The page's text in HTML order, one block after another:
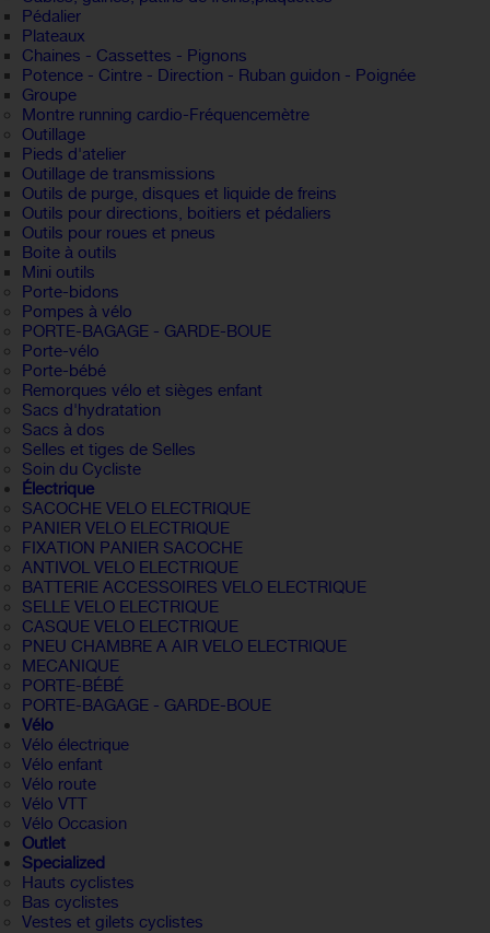
Pédalier
Plateaux
Chaines - Cassettes - Pignons
Potence - Cintre - Direction - Ruban guidon - Poignée
Groupe
Montre running cardio-Fréquencemètre
Outillage
Pieds d'atelier
Outillage de transmissions
Outils de purge, disques et liquide de freins
Outils pour directions, boitiers et pédaliers
Outils pour roues et pneus
Boite à outils
Mini outils
Porte-bidons
Pompes à vélo
PORTE-BAGAGE - GARDE-BOUE
Porte-vélo
Porte-bébé
Remorques vélo et sièges enfant
Sacs d'hydratation
Sacs à dos
Selles et tiges de Selles
Soin du Cycliste
Électrique
SACOCHE VELO ELECTRIQUE
PANIER VELO ELECTRIQUE
FIXATION PANIER SACOCHE
ANTIVOL VELO ELECTRIQUE
BATTERIE ACCESSOIRES VELO ELECTRIQUE
SELLE VELO ELECTRIQUE
CASQUE VELO ELECTRIQUE
PNEU CHAMBRE A AIR VELO ELECTRIQUE
MECANIQUE
PORTE-BÉBÉ
PORTE-BAGAGE - GARDE-BOUE
Vélo
Vélo électrique
Vélo enfant
Vélo route
Vélo VTT
Vélo Occasion
Outlet
Specialized
Hauts cyclistes
Bas cyclistes
Vestes et gilets cyclistes